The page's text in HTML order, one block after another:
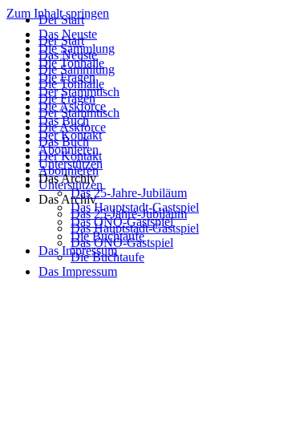
Zum Inhalt springen
Der Start
Das Neuste
Die Sammlung
Die Tonhalle
Die Fragen
Der Stammtisch
Die Askforce
Das Buch
Der Kontakt
Abonnieren
Unterstützen
Das Archiv
Das 25-Jahre-Jubiläum
Das Hauptstadt-Gastspiel
Das ONO-Gastspiel
Die Buchtaufe
Das Impressum
Der Start
Das Neuste
Die Sammlung
Die Tonhalle
Die Fragen
Der Stammtisch
Die Askforce
Das Buch
Der Kontakt
Abonnieren
Unterstützen
Das Archiv
Das 25-Jahre-Jubiläum
Das Hauptstadt-Gastspiel
Das ONO-Gastspiel
Die Buchtaufe
Das Impressum